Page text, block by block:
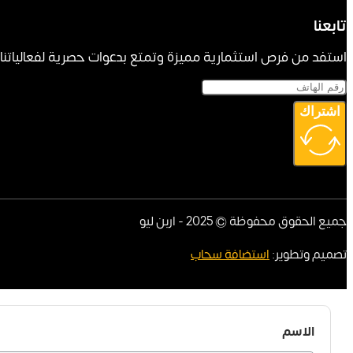
تابعنا
استفد من فرص استثمارية مميزة وتمتع بدعوات حصرية لفعالياتنا
اشتراك
جميع الحقوق محفوظة © 2025 - اربن ليو
تصميم وتطوير:استضافة سحاب
الاسم